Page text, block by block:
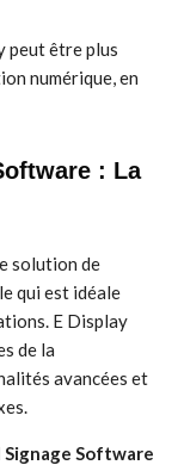
peut être plus
numérique, en
: La
solution de
qui est idéale
E Display
de la
avancées et
Software